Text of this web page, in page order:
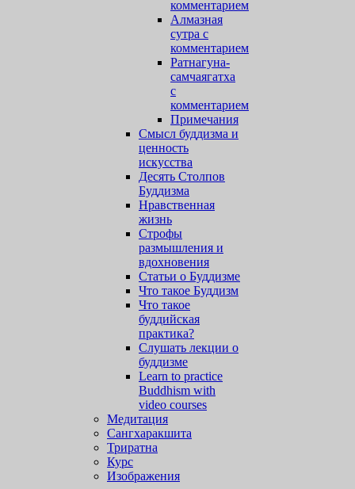
комментарием
Алмазная
cутра с
комментарием
Ратнагуна-
самчаягатха
с
комментарием
Примечания
Смысл буддизма и
ценность
искусства
Десять Столпов
Буддизма
Нравственная
жизнь
Строфы
размышления и
вдохновения
Статьи о Буддизме
Что такое Буддизм
Что такое
буддийская
практика?
Слушать лекции о
буддизме
Learn to practice
Buddhism with
video courses
Медитация
Сангхаракшита
Триратна
Курс
Изображения